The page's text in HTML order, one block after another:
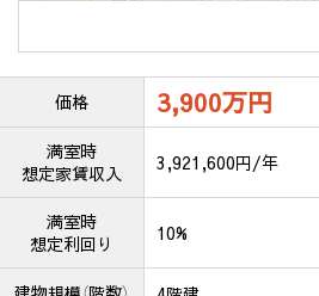
価格 3,900万円
満室時
想定家賃収入
3,921,600円/年
満室時
想定利回り
10%